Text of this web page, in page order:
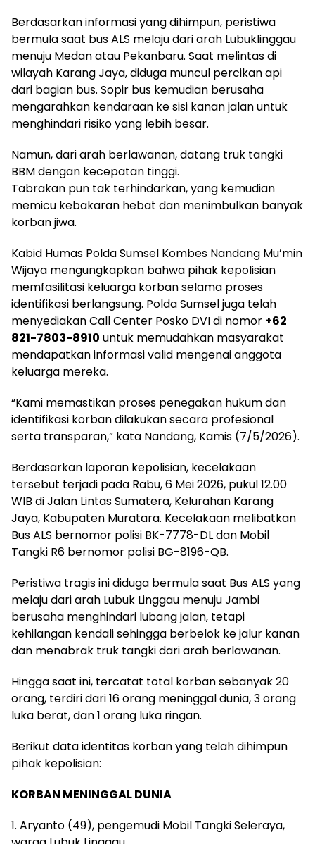
Berdasarkan informasi yang dihimpun, peristiwa
bermula saat bus ALS melaju dari arah Lubuklinggau
menuju Medan atau Pekanbaru. Saat melintas di
wilayah Karang Jaya, diduga muncul percikan api
dari bagian bus. Sopir bus kemudian berusaha
mengarahkan kendaraan ke sisi kanan jalan untuk
menghindari risiko yang lebih besar.
Namun, dari arah berlawanan, datang truk tangki
BBM dengan kecepatan tinggi.
Tabrakan pun tak terhindarkan, yang kemudian
memicu kebakaran hebat dan menimbulkan banyak
korban jiwa.
Kabid Humas Polda Sumsel Kombes Nandang Mu’min
Wijaya mengungkapkan bahwa pihak kepolisian
memfasilitasi keluarga korban selama proses
identifikasi berlangsung. Polda Sumsel juga telah
menyediakan Call Center Posko DVI di nomor +62
821-7803-8910 untuk memudahkan masyarakat
mendapatkan informasi valid mengenai anggota
keluarga mereka.
“Kami memastikan proses penegakan hukum dan
identifikasi korban dilakukan secara profesional
serta transparan,” kata Nandang, Kamis (7/5/2026).
Berdasarkan laporan kepolisian, kecelakaan
tersebut terjadi pada Rabu, 6 Mei 2026, pukul 12.00
WIB di Jalan Lintas Sumatera, Kelurahan Karang
Jaya, Kabupaten Muratara. Kecelakaan melibatkan
Bus ALS bernomor polisi BK-7778-DL dan Mobil
Tangki R6 bernomor polisi BG-8196-QB.
Peristiwa tragis ini diduga bermula saat Bus ALS yang
melaju dari arah Lubuk Linggau menuju Jambi
berusaha menghindari lubang jalan, tetapi
kehilangan kendali sehingga berbelok ke jalur kanan
dan menabrak truk tangki dari arah berlawanan.
Hingga saat ini, tercatat total korban sebanyak 20
orang, terdiri dari 16 orang meninggal dunia, 3 orang
luka berat, dan 1 orang luka ringan.
Berikut data identitas korban yang telah dihimpun
pihak kepolisian:
KORBAN MENINGGAL DUNIA
1. Aryanto (49), pengemudi Mobil Tangki Seleraya,